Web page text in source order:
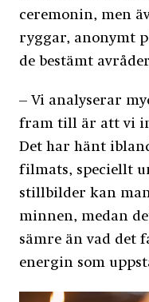
ceremonin, men
ryggar, anonymt
de bestämt
– Vi analyserar
fram till är att vi
Det har hänt
filmats, speciellt
stillbilder kan
minnen, medan
sämre än vad det
energin som